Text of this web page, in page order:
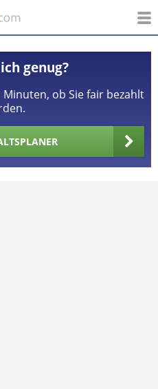
genug?
ob Sie fair bezahlt